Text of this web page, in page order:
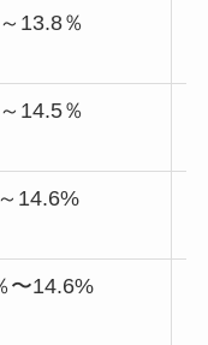
13.8％
14.5％
14.6%
〜14.6%